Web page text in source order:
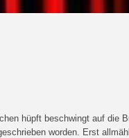
hüpft beschwingt auf die
worden. Erst